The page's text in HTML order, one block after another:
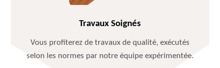
Travaux Soignés
Vous profiterez de travaux de qualité, exécutés
selon les normes par notre équipe expérimentée.